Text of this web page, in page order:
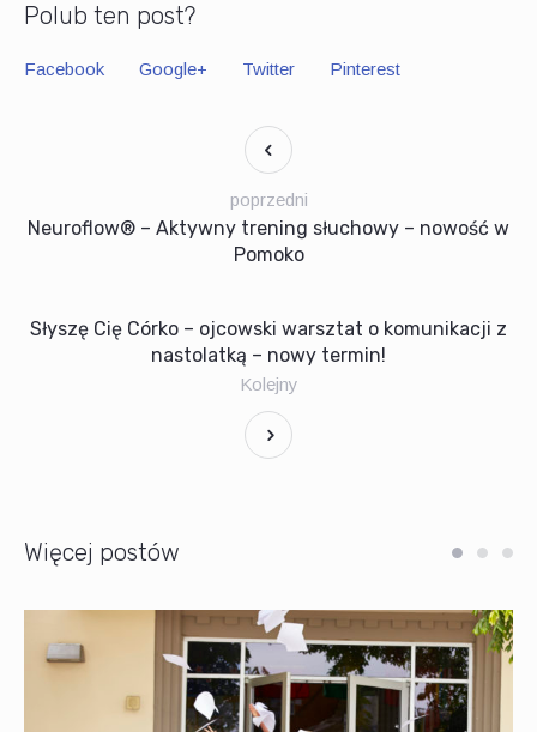
Polub ten post?
Facebook Google+ Twitter Pinterest
Neuroflow® – Aktywny trening słuchowy – nowość w
Pomoko
poprzedni
Słyszę Cię Córko – ojcowski warsztat o komunikacji z
nastolatką – nowy termin!
Kolejny
Więcej postów